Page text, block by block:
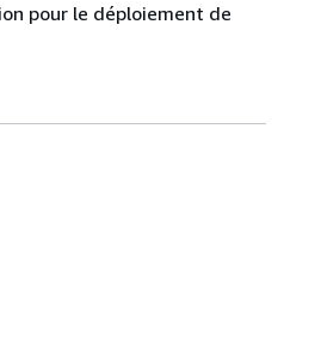
pour le déploiement de